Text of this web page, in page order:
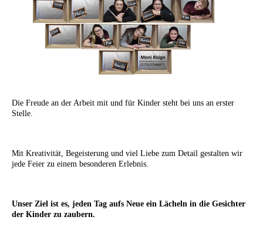
Die Freude an der Arbeit mit und für Kinder steht bei uns an erster
Stelle.
Mit Kreativität, Begeisterung und viel Liebe zum Detail gestalten wir
jede Feier zu einem besonderen Erlebnis.
Unser Ziel ist es, jeden Tag aufs Neue ein Lächeln in die Gesichter
der Kinder zu zaubern.